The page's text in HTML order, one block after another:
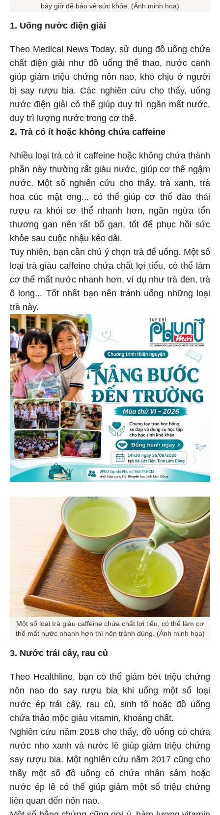
bây giờ để bảo vệ sức khỏe. (Ảnh minh họa)
1. Uống nước điện giải
Theo Medical News Today, sử dụng đồ uống chứa
chất điện giải như đồ uống thể thao, nước canh
giúp giảm triệu chứng nôn nao, khó chịu ở người
bị say rượu bia. Các nghiên cứu cho thấy, uống
nước điện giải có thể giúp duy trì ngăn mất nước,
duy trì lượng nước trong cơ thể.
2. Trà có ít hoặc không chứa caffeine
Nhiều loại trà có ít caffeine hoặc không chứa thành
phần này thường rất giàu nước, giúp cơ thể ngậm
nước. Một số nghiên cứu cho thấy, trà xanh, trà
hoa cúc mật ong... có thể giúp cơ thể đào thải
rượu ra khỏi cơ thể nhanh hơn, ngăn ngừa tổn
thương gan nên rất bổ gan, tốt để phục hồi sức
khỏe sau cuộc nhậu kéo dài.
Tuy nhiên, bạn cần chú ý chọn trà để uống. Một số
loại trà giàu caffeine chứa chất lợi tiểu, có thể làm
cơ thể mất nước nhanh hơn, ví dụ như trà đen, trà
ô long... Tốt nhất bạn nên tránh uống những loại
trà này.
Một số loại trà giàu caffeine chứa chất lợi tiểu, có thể làm cơ
thể mất nước nhanh hơn thì nên tránh dùng. (Ảnh minh họa)
3. Nước trái cây, rau củ
Theo Healthline, bạn có thể giảm bớt triệu chứng
nôn nao do say rượu bia khi uống một số loại
nước ép trái cây, rau củ, sinh tố hoặc đồ uống
chứa thảo mộc giàu vitamin, khoáng chất.
Nghiên cứu năm 2018 cho thấy, đồ uống có chứa
nước nho xanh và nước lê giúp giảm triệu chứng
say rượu bia. Một nghiên cứu năm 2017 cũng cho
thấy một số đồ uống có chứa nhân sâm hoặc
nước ép lê có thể giúp giảm một số triệu chứng
liên quan đến nôn nao.
Một số bằng chứng cũng gợi ý, hàm lượng vitamin